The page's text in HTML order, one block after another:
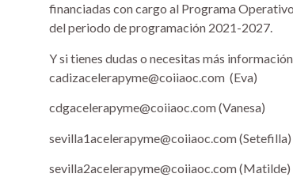
financiadas con cargo al Programa
del periodo de programación 2021-2027.
Y si tienes dudas o necesitas más
cadizacelerapyme@coiiaoc.com (Eva)
cdgacelerapyme@coiiaoc.com (Vanesa)
sevilla1acelerapyme@coiiaoc.com (Setefilla)
sevilla2acelerapyme@coiiaoc.com (Matilde)